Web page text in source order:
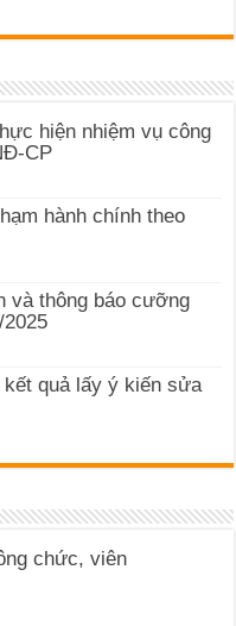
hiện nhiệm vụ công
CP
hành chính theo
và thông báo cưỡng
quả lấy ý kiến sửa